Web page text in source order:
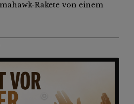
Rakete von einem